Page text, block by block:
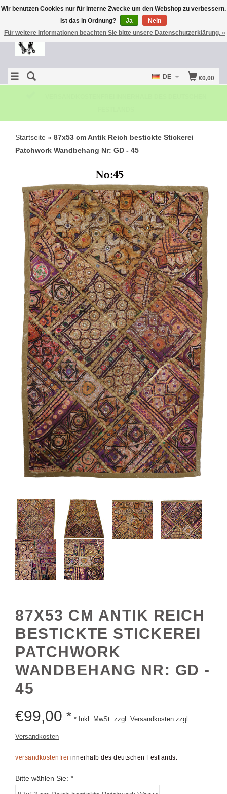
€0,00
DE
Patchwork Wandbehang Nr: GD - 45
BESTICKTE STICKEREI
PATCHWORK
WANDBEHANG NR: GD -
45
Versandkosten
Wir benutzen Cookies nur für interne Zwecke um den Webshop zu verbessern.
Ist das in Ordnung?
Ja
Nein
Für weitere Informationen beachten Sie bitte unsere Datenschutzerklärung. »